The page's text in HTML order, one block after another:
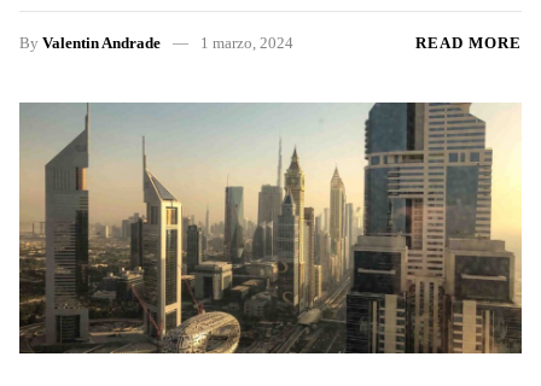
By Valentin Andrade 1 marzo, 2024 READ MORE